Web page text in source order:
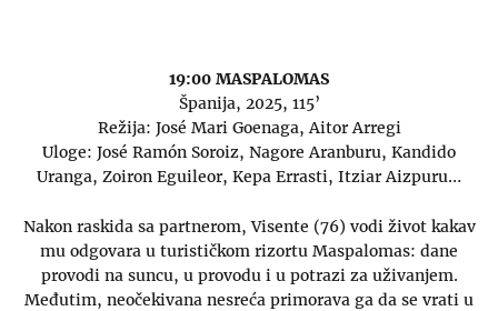
19:00 MASPALOMAS
Španija, 2025, 115’
Režija: José Mari Goenaga, Aitor Arregi
Uloge: José Ramón Soroiz, Nagore Aranburu, Kandido
Uranga, Zoiron Eguileor, Kepa Errasti, Itziar Aizpuru…
Nakon raskida sa partnerom, Visente (76) vodi život kakav
mu odgovara u turističkom rizortu Maspalomas: dane
provodi na suncu, u provodu i u potrazi za uživanjem.
Međutim, neočekivana nesreća primorava ga da se vrati u